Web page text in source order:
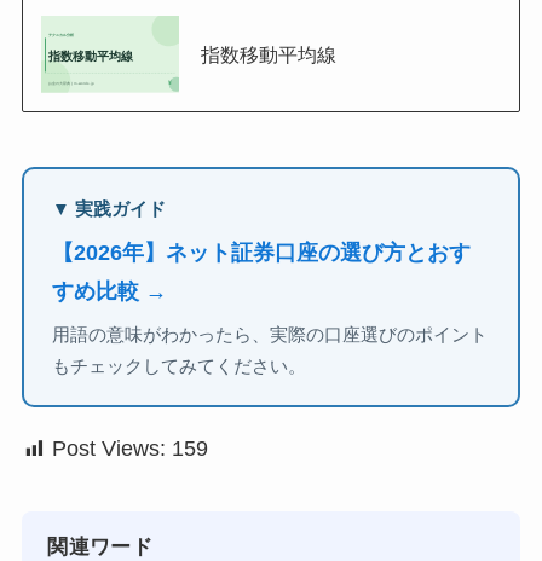
指数移動平均線
▼ 実践ガイド
【2026年】ネット証券口座の選び方とおす
すめ比較 →
用語の意味がわかったら、実際の口座選びのポイント
もチェックしてみてください。
Post Views: 159
関連ワード